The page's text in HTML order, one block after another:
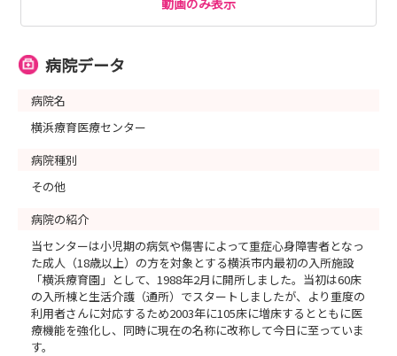
病院データ
病院名
横浜療育医療センター
病院種別
その他
病院の紹介
当センターは小児期の病気や傷害によって重症心身障害者となっ
た成人（18歳以上）の方を対象とする横浜市内最初の入所施設
「横浜療育園」として、1988年2月に開所しました。当初は60床
の入所棟と生活介護（通所）でスタートしましたが、より重度の
利用者さんに対応するため2003年に105床に増床するとともに医
療機能を強化し、同時に現在の名称に改称して今日に至っていま
す。